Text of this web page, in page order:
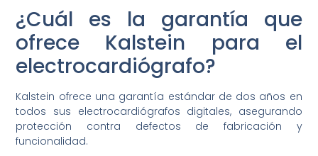
¿Cuál es la garantía que
ofrece Kalstein para el
electrocardiógrafo?
Kalstein ofrece una garantía estándar de dos años en
todos sus electrocardiógrafos digitales, asegurando
protección contra defectos de fabricación y
funcionalidad.